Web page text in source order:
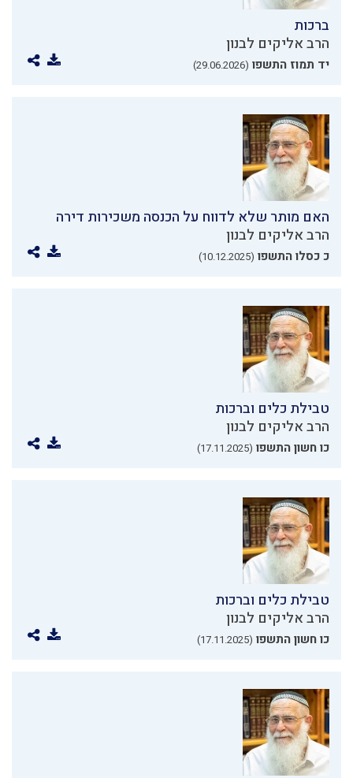
ברכות
הרב אליקים לבנון
יד תמוז התשפו (29.06.2026)
האם מותר שלא לדווח על הכנסה משכירות דירה
הרב אליקים לבנון
כ כסלו התשפו (10.12.2025)
טבילת כלים וברכות
הרב אליקים לבנון
כו חשון התשפו (17.11.2025)
טבילת כלים וברכות
הרב אליקים לבנון
כו חשון התשפו (17.11.2025)